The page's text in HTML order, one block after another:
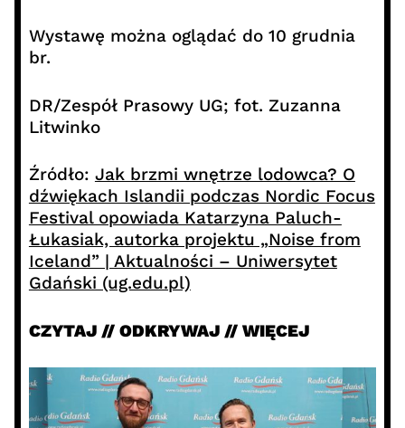
Wystawę można oglądać do 10 grudnia
br.
DR/Zespół Prasowy UG; fot. Zuzanna
Litwinko
Źródło: Jak brzmi wnętrze lodowca? O
dźwiękach Islandii podczas Nordic Focus
Festival opowiada Katarzyna Paluch-
Łukasiak, autorka projektu „Noise from
Iceland” | Aktualności – Uniwersytet
Gdański (ug.edu.pl)
CZYTAJ // ODKRYWAJ // WIĘCEJ